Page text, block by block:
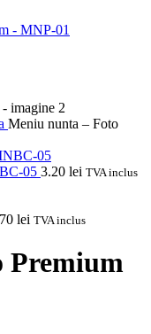
Meniu nunta – Foto
05 3.20 lei TVA inclus
lei TVA inclus
Premium